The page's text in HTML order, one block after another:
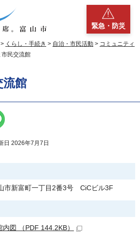
緊急・防災
> くらし・手続き > 自治・市民活動 > コミュニティ
市民交流館
流館
2026年7月7日
市新富町一丁目2番3号 CiCビル3F
図 （PDF 144.2KB）